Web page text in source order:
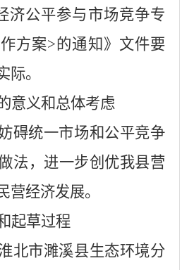
济公平参与市场竞争专
方案>的通知》文件要
际。
意义和总体考虑
碍统一市场和公平竞争
法，进一步创优我县营
营经济发展。
起草过程
北市濉溪县生态环境分